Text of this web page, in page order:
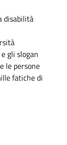
disabilità
gli slogan
le persone
fatiche di